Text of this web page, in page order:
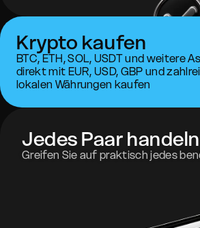
Jedes Paar handeln
Greifen Sie auf praktisch jedes
Krypto kaufen
BTC, ETH, SOL, USDT und weitere
direkt mit EUR, USD, GBP und
lokalen Währungen kaufen